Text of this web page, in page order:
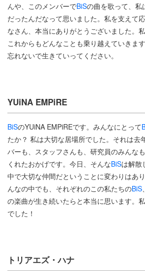
んや、このメンバーでBiSの曲を歌って、私
だったんだなって思いました。私を支えて
なさん、本当にありがとうございました。
これからもどんなことも乗り越えていきま
忘れないで生きていってください。
YUiNA EMPiRE
BiSのYUiNA EMPiREです。みんなにとって
たか？ 私は大切な居場所でした。それは去
バーも、スタッフさんも、研究員のみんな
くれたおかげです。今日、そんなBiSは解散
中で大切な仲間だということに変わりはあ
んなの中でも、それぞれのこの私たちのBiS
の楽曲が生き続いたらと本当に思います。
でした！
トリアエズ・ハナ